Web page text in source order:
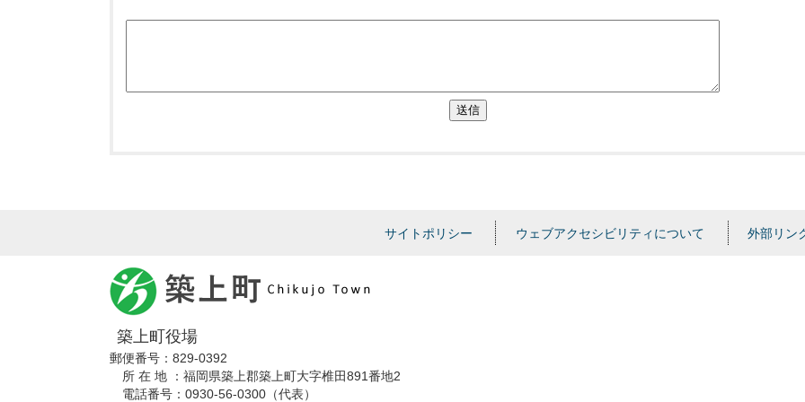
送信
サイトポリシー ウェブアクセシビリティについて 外部リン
築上町役場
郵便番号：829-0392
所 在 地 ：福岡県築上郡築上町大字椎田891番地2
電話番号：0930-56-0300（代表）